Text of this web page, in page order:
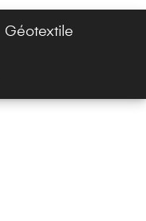
Géotextile